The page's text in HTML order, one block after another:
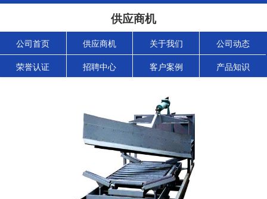
供应商机
公司首页 供应商机 关于我们 公司动态
荣誉认证 招聘中心 客户案例 产品知识